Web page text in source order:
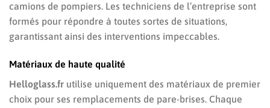
camions de pompiers. Les techniciens de l’entreprise sont
formés pour répondre à toutes sortes de situations,
garantissant ainsi des interventions impeccables.
Matériaux de haute qualité
Helloglass.fr utilise uniquement des matériaux de premier
choix pour ses remplacements de pare-brises. Chaque